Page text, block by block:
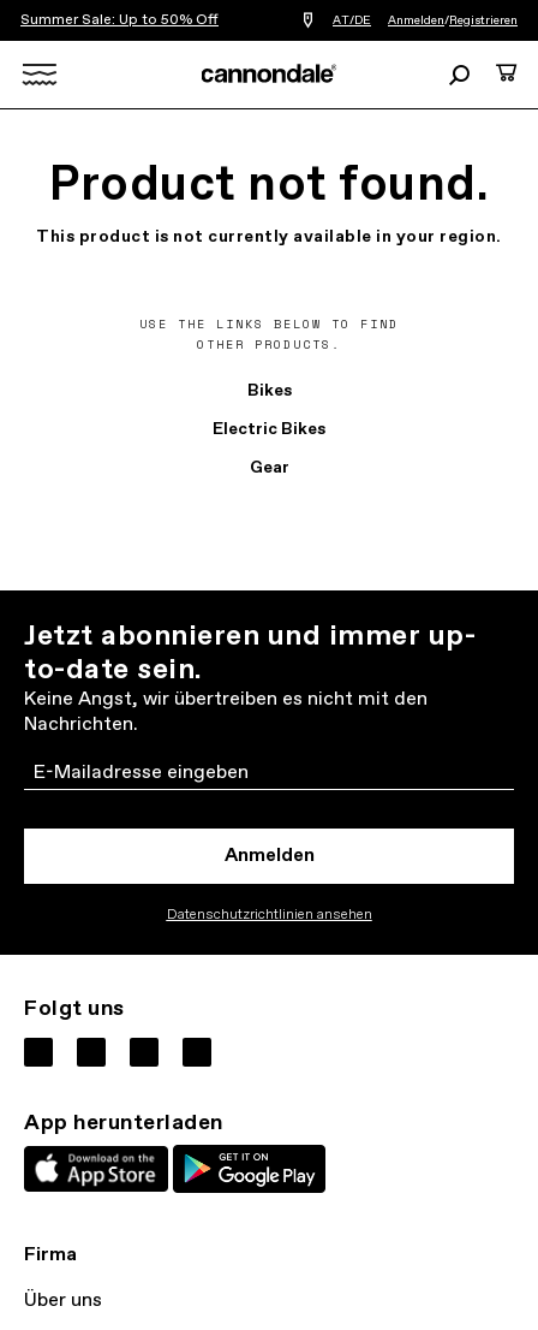
Summer Sale: Up to 50% Off
Einen
Händler
meiner
finden
AT/DE Anmelden/Registrieren
Suchen
Product not found.
This product is not currently available in your region.
USE THE LINKS BELOW TO FIND
OTHER PRODUCTS.
Bikes
Electric Bikes
Gear
Jetzt abonnieren und immer up-
to-date sein.
Keine Angst, wir übertreiben es nicht mit den
Nachrichten.
Email
Anmelden
Datenschutzrichtlinien ansehen
Folgt uns
App herunterladen
Firma
Über uns